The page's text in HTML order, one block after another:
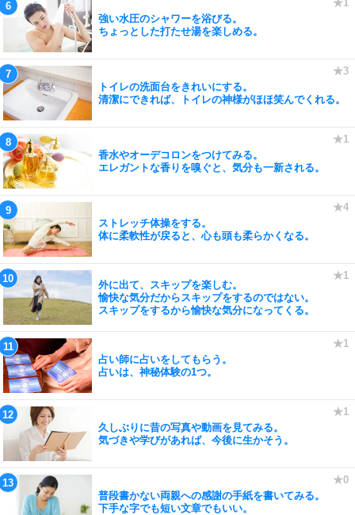
強い水圧のシャワーを浴びる。
ちょっとした打たせ湯を楽しめる。
トイレの洗面台をきれいにする。
清潔にできれば、トイレの神様がほほ笑んでくれる。
香水やオーデコロンをつけてみる。
エレガントな香りを嗅ぐと、気分も一新される。
ストレッチ体操をする。
体に柔軟性が戻ると、心も頭も柔らかくなる。
外に出て、スキップを楽しむ。
愉快な気分だからスキップをするのではない。
スキップをするから愉快な気分になってくる。
占い師に占いをしてもらう。
占いは、神秘体験の1つ。
久しぶりに昔の写真や動画を見てみる。
気づきや学びがあれば、今後に生かそう。
普段書かない両親への感謝の手紙を書いてみる。
下手な字でも短い文章でもいい。